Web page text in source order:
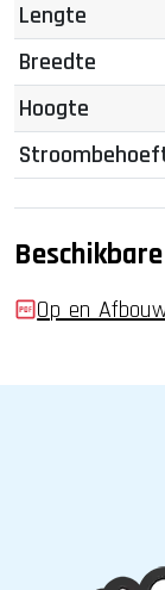
Lengte
Breedte
Hoogte